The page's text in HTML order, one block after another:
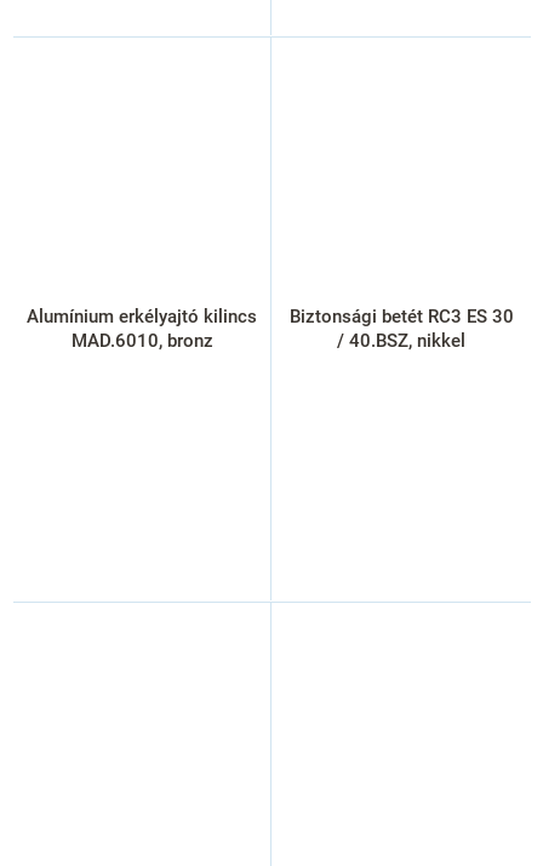
Alumínium erkélyajtó kilincs
MAD.6010, bronz
Biztonsági betét RC3 ES 30
/ 40.BSZ, nikkel